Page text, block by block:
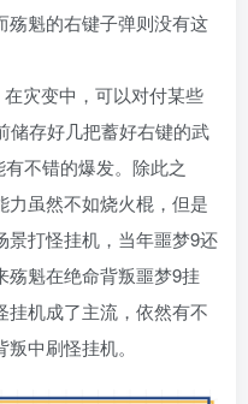
殇魁的右键子弹则没有这
灾变中，可以对付某些
储存好几把蓄好右键的武
不错的爆发。除此之
力虽然不如烧火棍，但是
景打怪挂机，当年噩梦9还
殇魁在绝命背叛噩梦9挂
挂机成了主流，依然有不
中刷怪挂机。